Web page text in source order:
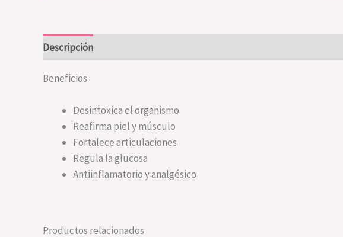
Descripción
Beneficios
Desintoxica el organismo
Reafirma piel y músculo
Fortalece articulaciones
Regula la glucosa
Antiinflamatorio y analgésico
Productos relacionados